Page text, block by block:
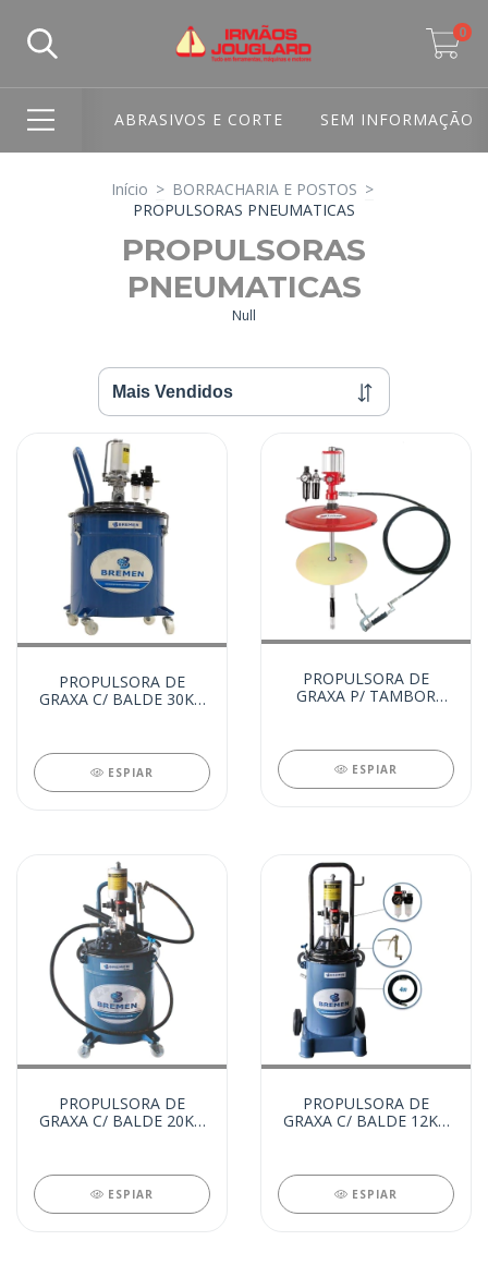
0
ABRASIVOS E CORTE SEM INFORMAÇÃO
Início > BORRACHARIA E POSTOS >
PROPULSORAS PNEUMATICAS
PROPULSORAS
PNEUMATICAS
Null
PROPULSORA DE
GRAXA C/ BALDE 30KG
ESPIAR
PROPULSORA DE
GRAXA P/ TAMBOR
ESPIAR
PROPULSORA DE
GRAXA C/ BALDE 20KG
ESPIAR
PROPULSORA DE
GRAXA C/ BALDE 12KG
ESPIAR